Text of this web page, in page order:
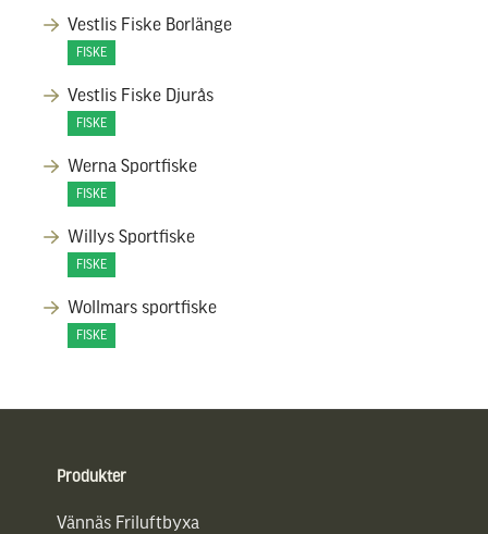
Vestlis Fiske Borlänge
FISKE
Vestlis Fiske Djurås
FISKE
Werna Sportfiske
FISKE
Willys Sportfiske
FISKE
Wollmars sportfiske
FISKE
Produkter
Vännäs Friluftbyxa